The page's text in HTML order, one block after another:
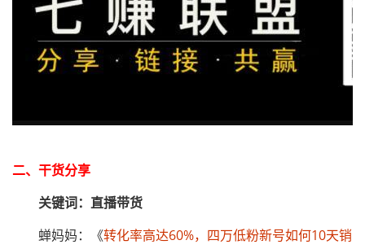
二、干货分享
关键词：直播带货
蝉妈妈：《转化率高达60%，四万低粉新号如何10天销